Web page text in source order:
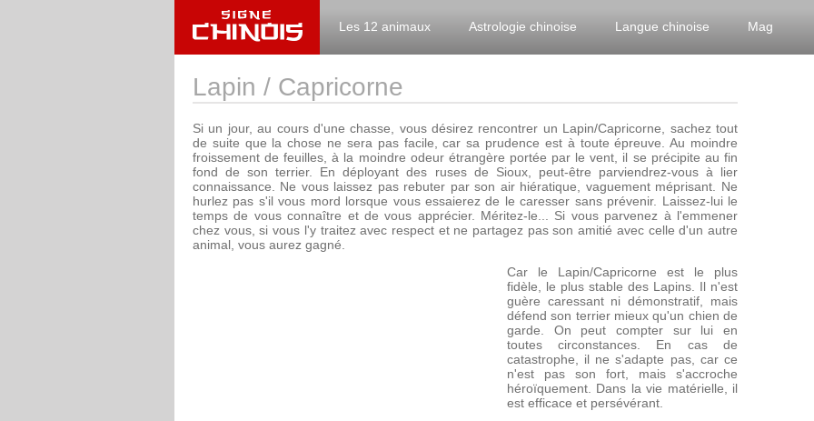
Les 12 animaux Astrologie chinoise Langue chinoise Mag
Lapin / Capricorne
Si un jour, au cours d'une chasse, vous désirez rencontrer un Lapin/Capricorne, sachez tout
de suite que la chose ne sera pas facile, car sa prudence est à toute épreuve. Au moindre
froissement de feuilles, à la moindre odeur étrangère portée par le vent, il se précipite au fin
fond de son terrier. En déployant des ruses de Sioux, peut-être parviendrez-vous à lier
connaissance. Ne vous laissez pas rebuter par son air hiératique, vaguement méprisant. Ne
hurlez pas s'il vous mord lorsque vous essaierez de le caresser sans prévenir. Laissez-lui le
temps de vous connaître et de vous apprécier. Méritez-le... Si vous parvenez à l'emmener
chez vous, si vous l'y traitez avec respect et ne partagez pas son amitié avec celle d'un autre
animal, vous aurez gagné.
Car le Lapin/Capricorne est le plus
fidèle, le plus stable des Lapins. Il n'est
guère caressant ni démonstratif, mais
défend son terrier mieux qu'un chien de
garde. On peut compter sur lui en
toutes circonstances. En cas de
catastrophe, il ne s'adapte pas, car ce
n'est pas son fort, mais s'accroche
héroïquement. Dans la vie matérielle, il
est efficace et persévérant.